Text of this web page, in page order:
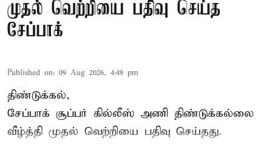
முதல் வெற்றியை பதிவு செய்த
சேப்பாக்
Published on: 09 Aug 2026, 4:49 pm
திண்டுக்கல்,
சேப்பாக் சூப்பர் கில்லீஸ் அணி திண்டுக்கல்லை
வீழ்த்தி முதல் வெற்றியை பதிவு செய்தது.